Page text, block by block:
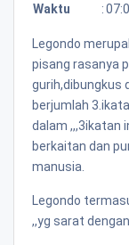
Waktu
:
Legondo
pisang rasanya
gurih,dibungkus
berjumlah
dalam ,,,3ikatan
berkaitan dan
manusia.
Legondo
,,yg sarat